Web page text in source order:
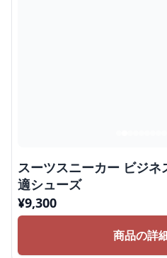
スーツスニーカー ビジ
適シューズ
¥9,300
商品の詳